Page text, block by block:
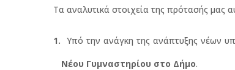
Τα αναλυτικά στοιχεία της πρότασής μας
Yπό την ανάγκη της ανάπτυξης νέων
Νέου Γυμναστηρίου στο Δήμο.